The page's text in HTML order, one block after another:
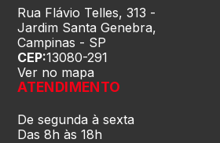
Roraima (RR)
Rua Flávio Telles, 313 -
Jardim Santa Genebra,
Campinas - SP
CEP:13080-291
Ver no mapa
ATENDIMENTO
De segunda à sexta
Das 8h às 18h